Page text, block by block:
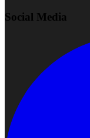
Social Media